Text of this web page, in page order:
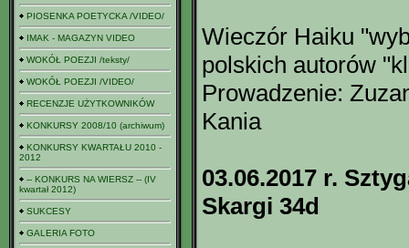
PIOSENKA POETYCKA /VIDEO/
IMAK - MAGAZYN VIDEO
WOKÓŁ POEZJI /teksty/
WOKÓŁ POEZJI /VIDEO/
RECENZJE UŻYTKOWNIKÓW
KONKURSY 2008/10 (archiwum)
KONKURSY KWARTAŁU 2010 -
2012
-- KONKURS NA WIERSZ -- (IV
kwartał 2012)
SUKCESY
GALERIA FOTO
Wieczór Haiku
polskich autorów
Prowadzenie:
Kania
03.06.2017 r.
Skargi 34d